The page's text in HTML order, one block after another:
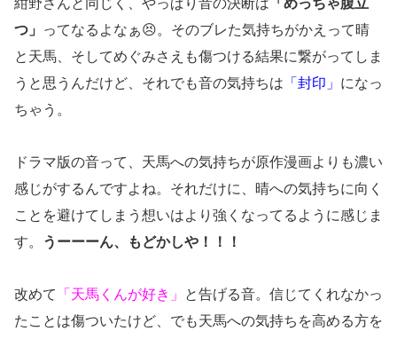
紺野さんと同じく、やっぱり音の決断は 「めっちゃ腹立
つ」
ってなるよなぁ😣。そのブレた気持ちがかえって晴
と天馬、そしてめぐみさえも傷つける結果に繋がってしま
うと思うんだけど、それでも音の気持ちは 「封印」 になっ
ちゃう。
ドラマ版の音って、天馬への気持ちが原作漫画よりも濃い
感じがするんですよね。それだけに、晴への気持ちに向く
ことを避けてしまう想いはより強くなってるように感じま
す。
うーーーん、もどかしや！！！
改めて 「天馬くんが好き」
と告げる音。信じてくれなかっ
たことは傷ついたけど、でも天馬への気持ちを高める方を